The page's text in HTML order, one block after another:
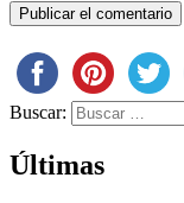
Buscar:
Últimas